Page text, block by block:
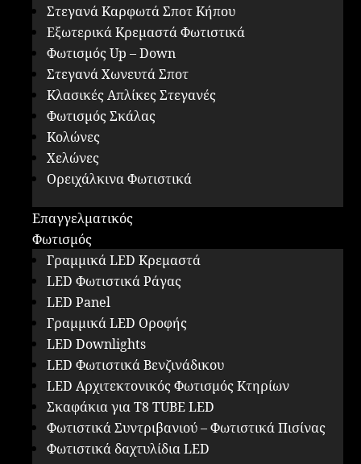
Στεγανά Καρφωτά Σποτ Κήπου
Εξωτερικά Κρεμαστά Φωτιστικά
Φωτισμός Up – Down
Στεγανά Χωνευτά Σποτ
Κλασικές Απλίκες Στεγανές
Φωτισμός Σκάλας
Κολώνες
Χελώνες
Ορειχάλκινα Φωτιστικά
Επαγγελματικός
Φωτισμός
Γραμμικά LED Κρεμαστά
LED Φωτιστικά Ράγας
LED Panel
Γραμμικά LED Οροφής
LED Downlights
LED Φωτιστικά Βενζινάδικου
LED Αρχιτεκτονικός Φωτισμός Κτηρίων
Σκαφάκια για Τ8 ΤUBE LED
Φωτιστικά Συντριβανιού – Φωτιστικά Πισίνας
Φωτιστικά δαχτυλίδια LED